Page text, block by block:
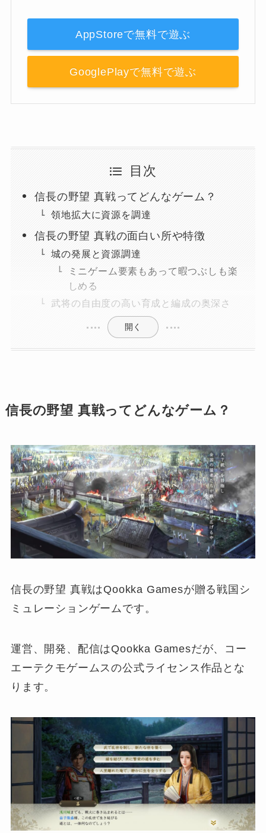
AppStoreで無料で遊ぶ
GooglePlayで無料で遊ぶ
目次
信長の野望 真戦ってどんなゲーム？
領地拡大に資源を調達
信長の野望 真戦の面白い所や特徴
城の発展と資源調達
ミニゲーム要素もあって暇つぶしも楽
しめる
武将の自由度の高い育成と編成の奥深さ
開く
信長の野望 真戦ってどんなゲーム？
信長の野望 真戦はQookka Gamesが贈る戦国シ
ミュレーションゲームです。
運営、開発、配信はQookka Gamesだが、コー
エーテクモゲームスの公式ライセンス作品とな
ります。